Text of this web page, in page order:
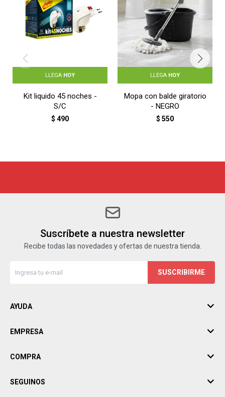
LLEGA HOY
Kit liquido 45 noches -
S/C
$ 490
LLEGA HOY
Mopa con balde giratorio
- NEGRO
$ 550
Suscríbete a nuestra newsletter
Recibe todas las novedades y ofertas de nuestra tienda.
SUSCRIBIRME
AYUDA
EMPRESA
COMPRA
SEGUINOS